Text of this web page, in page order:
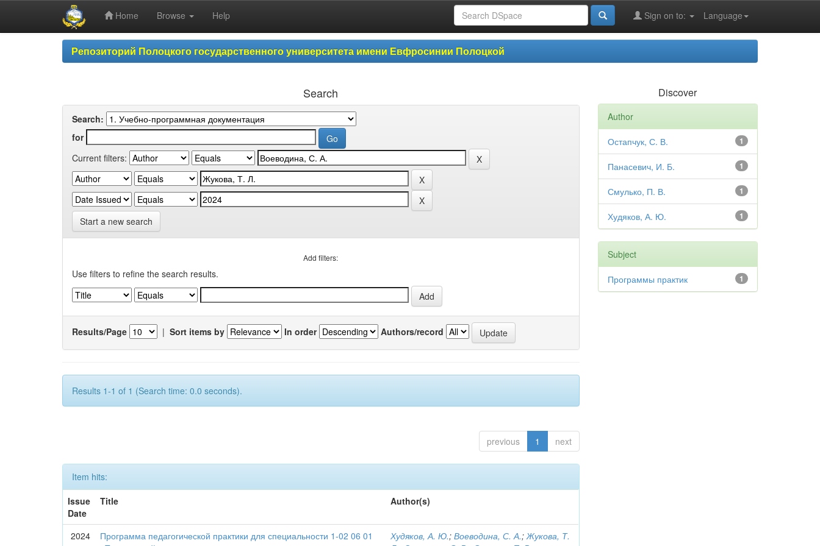
Home Browse Help Language
Sign on to:
Репозиторий Полоцкого государственного университета имени Евфросинии Полоцкой
Search
Search:
for
Current filters:
Start a new search
Add filters:
Use filters to refine the search results.
Results/Page | Sort items by In order Authors/record
Results 1-1 of 1 (Search time: 0.0 seconds).
previous 1 next
Item hits:
Issue
Date
Title Author(s)
2024
Программа педагогической практики для специальности 1-02 06 01
Худяков, А. Ю.;Воеводина, С. А.;Жукова, Т.
Discover
Author
1
Остапчук, С. В.
1
Панасевич, И. Б.
1
Смулько, П. В.
1
Худяков, А. Ю.
Subject
1
Программы практик